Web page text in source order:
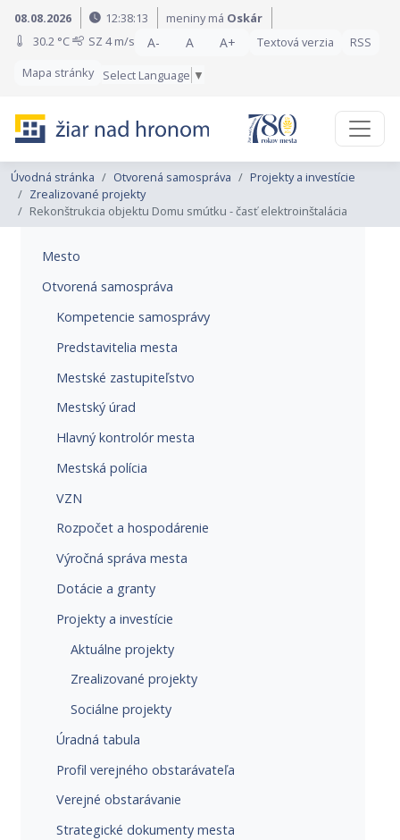
Preskočiť na obsah
Preskočiť na hlavné menu
08.08.2026 12:38:14 meniny má Oskár
30.2 °C
SZ 4 m/s A- A A+ Textová verzia
RSS
Mapa stránky
Select Language ▼
Úvodná stránka Otvorená samospráva
Projekty a investície
Zrealizované projekty
Rekonštrukcia objektu Domu smútku - časť elektroinštalácia
Mesto
Otvorená samospráva
Kompetencie samosprávy
Predstavitelia mesta
Mestské zastupiteľstvo
Mestský úrad
Hlavný kontrolór mesta
Mestská polícia
VZN
Rozpočet a hospodárenie
Výročná správa mesta
Dotácie a granty
Projekty a investície
Aktuálne projekty
Zrealizované projekty
Sociálne projekty
Úradná tabula
Profil verejného obstarávateľa
Verejné obstarávanie
Strategické dokumenty mesta